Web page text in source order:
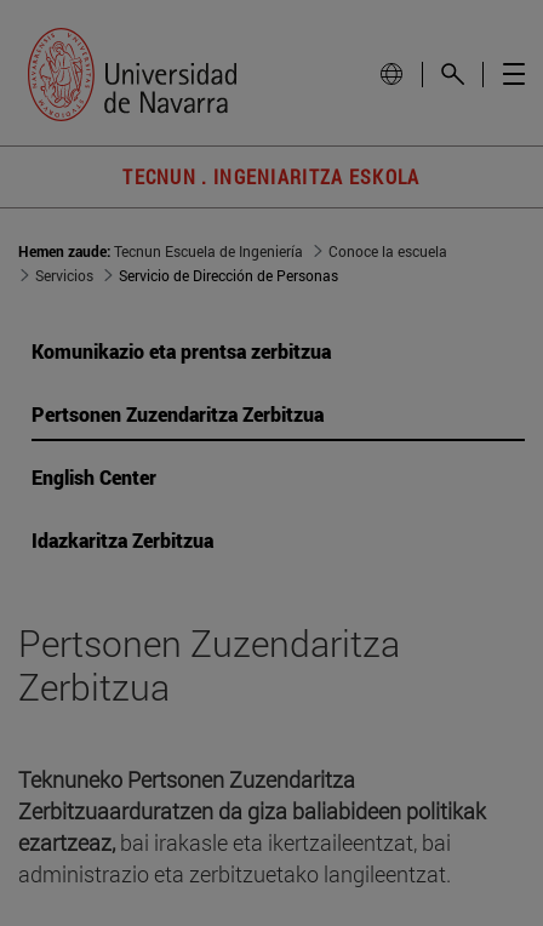
TECNUN . INGENIARITZA ESKOLA
Hemen zaude:Tecnun Escuela de Ingeniería
Conoce la escuela
Servicios
Servicio de Dirección de Personas
Komunikazio eta prentsa zerbitzua
Pertsonen Zuzendaritza Zerbitzua
English Center
Idazkaritza Zerbitzua
Pertsonen Zuzendaritza
Zerbitzua
Teknuneko Pertsonen Zuzendaritza
Zerbitzuaarduratzen da giza baliabideen politikak
ezartzeaz, bai irakasle eta ikertzaileentzat, bai
administrazio eta zerbitzuetako langileentzat.